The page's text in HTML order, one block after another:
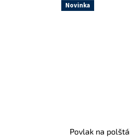
Novinka
Povlak na